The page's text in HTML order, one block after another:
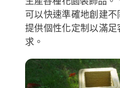
可以快速準確地創建
提供個性化定制以滿
求。